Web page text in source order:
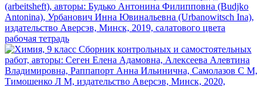
рабочая тетрадь